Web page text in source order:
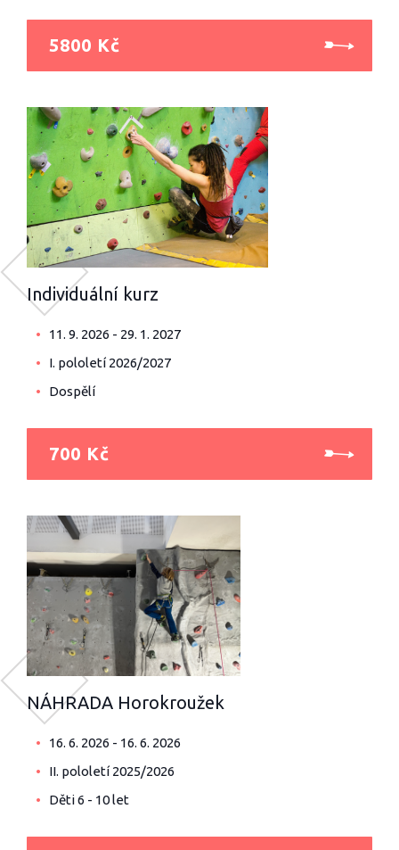
5800 Kč
Individuální kurz
11. 9. 2026 - 29. 1. 2027
I. pololetí 2026/2027
Dospělí
700 Kč
NÁHRADA Horokroužek
16. 6. 2026 - 16. 6. 2026
II. pololetí 2025/2026
Děti 6 - 10 let